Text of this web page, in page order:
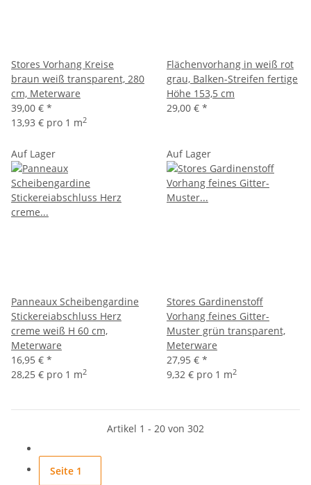
Stores Vorhang Kreise
braun weiß transparent, 280
cm, Meterware
39,00 € *
13,93 € pro 1 m2
Flächenvorhang in weiß rot
grau, Balken-Streifen fertige
Höhe 153,5 cm
29,00 € *
Auf Lager
Panneaux Scheibengardine
Stickereiabschluss Herz
creme weiß H 60 cm,
Meterware
16,95 € *
28,25 € pro 1 m2
Auf Lager
Stores Gardinenstoff
Vorhang feines Gitter-
Muster grün transparent,
Meterware
27,95 € *
9,32 € pro 1 m2
Artikel 1 - 20 von 302
Seite 1